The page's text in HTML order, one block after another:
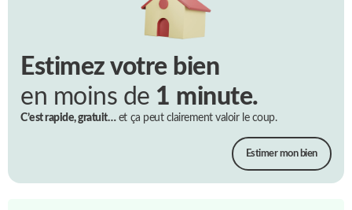
Estimez votre bien
en moins de 1 minute.
C’est rapide, gratuit…et ça peut clairement valoir le coup.
Estimer mon bien